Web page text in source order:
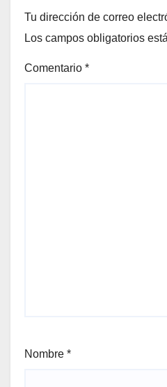
Tu dirección de correo
Los campos obligatorios
Comentario *
Nombre *